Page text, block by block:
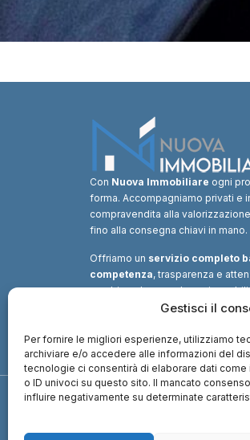
Gestisci il
Per fornire le migliori esperienze, utilizziamo
archiviare e/o accedere alle informazioni del
tecnologie ci consentirà di elaborare dati
o ID univoci su questo sito. Il mancato
influire negativamente su determinate
Con Nuova Immobiliare ogni
forma. Accompagniamo privati e
compravendita alla
fino alla consegna chiavi in mano.
Offriamo un servizio completo
competenza, trasparenza e
combinando consulenza
tecnico e soluzioni finanziarie.
valore.